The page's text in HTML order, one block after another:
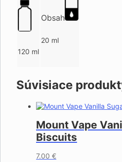
120 ml
Obsah
20 ml
Súvisiace
Mount Vape
Biscuits
7.00 €